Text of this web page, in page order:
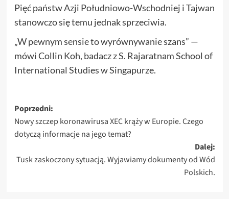
Pięć państw Azji Południowo-Wschodniej i Tajwan
stanowczo się temu jednak sprzeciwia.
„W pewnym sensie to wyrównywanie szans” —
mówi Collin Koh, badacz z S. Rajaratnam School of
International Studies w Singapurze.
Zobacz
wpisy
Poprzedni:
Nowy szczep koronawirusa XEC krąży w Europie. Czego
dotyczą informacje na jego temat?
Dalej:
Tusk zaskoczony sytuacją. Wyjawiamy dokumenty od Wód
Polskich.